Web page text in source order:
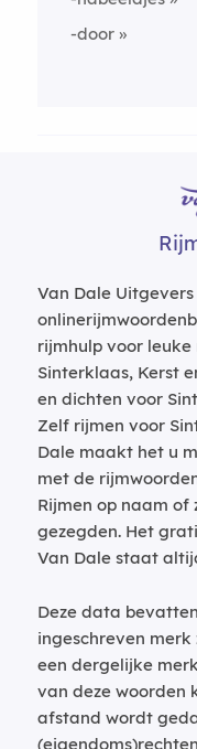
-door
Van Dale
rijmhulp voor
Sinterklaas, Kerst
en dichten voor
Zelf rijmen voor
Dale maakt het u
met de
Rijmen op naam of
gezegden. Het
Van Dale staat
Deze data
ingeschreven
een dergelijke
van deze woorden
afstand wordt